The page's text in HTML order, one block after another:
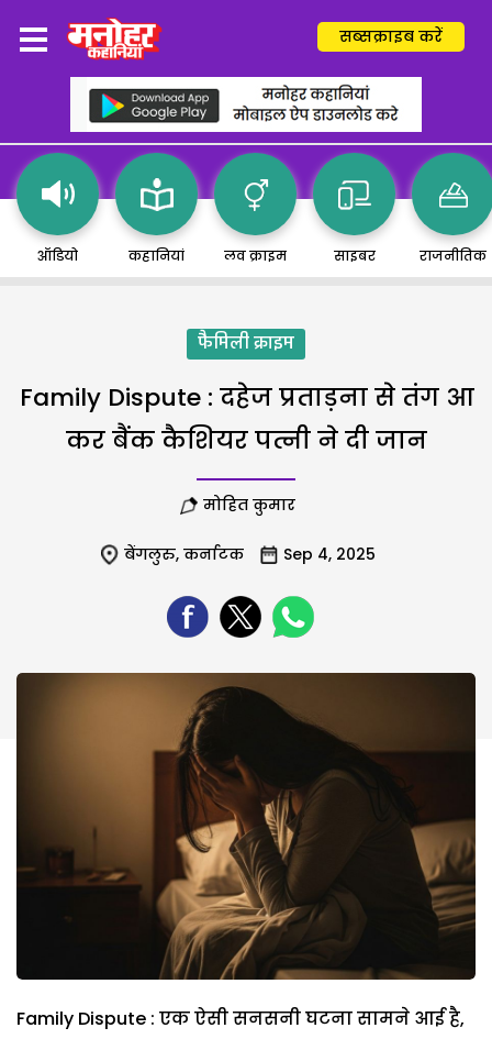
सब्सक्राइब करें
ऑडियो कहानियां लव क्राइम साइबर राजनीतिक
फैमिली क्राइम
Family Dispute : दहेज प्रताड़ना से तंग आ
कर बैंक कैशियर पत्नी ने दी जान
मोहित कुमार
बेंगलुरु, कर्नाटक Sep 4, 2025
Family Dispute : एक ऐसी सनसनी घटना सामने आई है,